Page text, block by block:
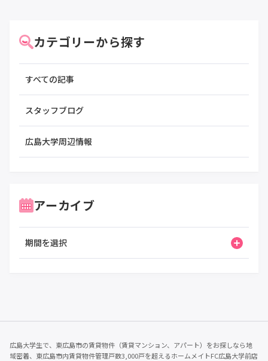
カテゴリーから探す
すべての記事
スタッフブログ
広島大学周辺情報
アーカイブ
期間を選択
広島大学生で、東広島市の賃貸物件（賃貸マンション、アパート）をお探しなら地
域密着、東広島市内賃貸物件管理戸数3,000戸を超えるホームメイトFC広島大学前店